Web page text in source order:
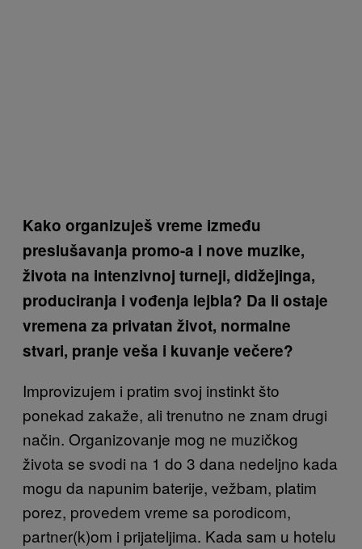
Kako organizuješ vreme između
preslušavanja promo-a i nove muzike,
života na intenzivnoj turneji, didžejinga,
produciranja i vođenja lejbla? Da li ostaje
vremena za privatan život, normalne
stvari, pranje veša i kuvanje večere?
Improvizujem i pratim svoj instinkt što
ponekad zakaže, ali trenutno ne znam drugi
način. Organizovanje mog ne muzičkog
života se svodi na 1 do 3 dana nedeljno kada
mogu da napunim baterije, vežbam, platim
porez, provedem vreme sa porodicom,
partner(k)om i prijateljima. Kada sam u hotelu